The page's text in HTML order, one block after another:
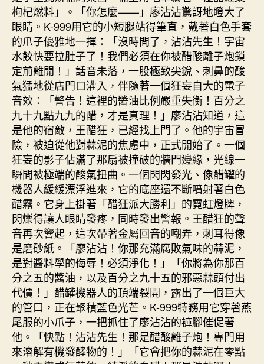
枸杞燃料」。「你怎麼——」廖沾沾驚訝地瞪大了
眼睛。K-999用它的小短腿站得筆直，戴著白色手套
的爪子優雅地一揮：「沒時間了，沾沾先生！宇宙
水餃快要拉肚子了！我們必須在你被醋酸離子炮鎖
定前離開！」話音未落，一股極致尖銳、刺鼻的酸
氣猛地從店門口灌入，伴隨著一個狂妄自大的電子
音效：「警告！這裡的醬油比例嚴重失衡！百分之
九十九點九九的醋，才是真理！」廖沾沾知道，這
是他的宿敵，王醋狂，已經找上門了。他的宇宙冒
險，被迫從他對蒜泥的焦慮中，正式開始了。一個
狂妄的影子佔滿了那扇被撞破的牆門邊緣，光線一
瞬間被極端的酸氣扭曲。一個閃閃發光、像醋罐的
機器人緩緩漂浮進來，它的底座還不斷噴射著白色
醋霧。它身上掛著「醋狂派大勝利」的霓虹燈牌，
閃爍得讓人眼睛發疼，同時發出警報。王醋狂的聲
音再次響起，這次帶著金屬回音的嘲弄，刺耳得像
是磨砂紙。「廖沾沾！你那充滿腐敗氣味的蒜泥，
是對醬料學的侮辱！必須淨化！」「你將為你那百
分之五的醬油，以及百分之九十五的邪惡蒜頭付出
代價！」醋罐機器人的頂端裂開，露出了一個巨大
的管口，正在聚積藍色光芒。K-999特務用它穿著燕
尾服的小爪子，一把抓住了廖沾沾的褲腳催促著
他。「快點！沾沾先生！那是醋酸離子炮！專門用
來溶解有機發酵物的！」「它會把你的蒜泥在零點